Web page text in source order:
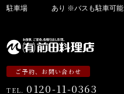
駐車場
あり ※バスも駐車可能
ご予約、お問い合わせ
TEL. 0120-11-0363